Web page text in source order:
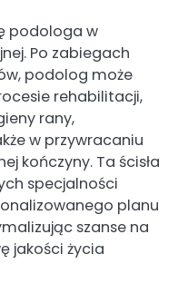
podologa w
Po zabiegach
podolog może
rehabilitacji,
rany,
w przywracaniu
kończyny. Ta ścisła
specjalności
planu
szanse na
jakości życia